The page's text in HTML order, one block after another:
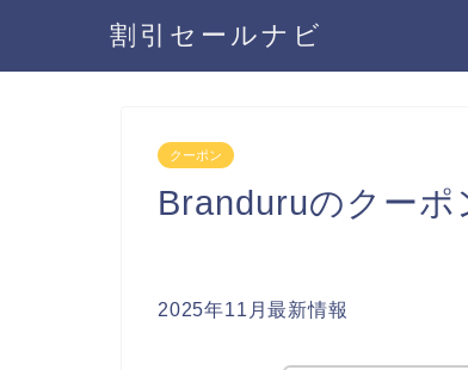
割引セールナビ
クーポン
Branduruのクー
2025年11月最新情報